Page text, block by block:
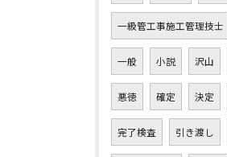
一級管工事施工管理技士
一般 小説 沢山
悪徳 確定 決定
完了検査 引き渡し